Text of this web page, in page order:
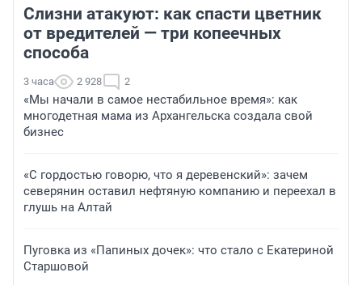
Слизни атакуют: как спасти цветник
от вредителей — три копеечных
способа
3 часа 2 928 2
«Мы начали в самое нестабильное время»: как
многодетная мама из Архангельска создала свой
бизнес
«С гордостью говорю, что я деревенский»: зачем
северянин оставил нефтяную компанию и переехал в
глушь на Алтай
Пуговка из «Папиных дочек»: что стало с Екатериной
Старшовой